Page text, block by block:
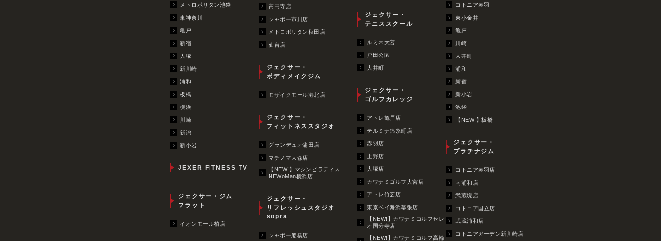
メトロポリタン池袋
東神奈川
亀戸
新宿
大塚
新川崎
浦和
板橋
横浜
川崎
新潟
新小岩
JEXER FITNESS TV
ジェクサー・ジム
フラット
イオンモール柏店
高円寺店
シャポー市川店
メトロポリタン秋田店
仙台店
ジェクサー・
ボディメイクジム
モザイクモール港北店
ジェクサー・
フィットネススタジオ
グランデュオ蒲田店
マチノマ大森店
【NEW!】マシンピラティス
NEWoMan横浜店
ジェクサー・
リフレッシュスタジオ
sopra
シャポー船橋店
ジェクサー・
テニススクール
ルミネ大宮
戸田公園
大井町
ジェクサー・
ゴルフカレッジ
アトレ亀戸店
テルミナ錦糸町店
赤羽店
上野店
大塚店
カワナミゴルフ大宮店
アトレ竹芝店
東京ベイ海浜幕張店
【NEW!】カワナミゴルフセレ
オ国分寺店
【NEW!】カワナミゴルフ高輪
コトニア赤羽
東小金井
亀戸
川崎
大井町
浦和
新宿
新小岩
池袋
【NEW!】板橋
ジェクサー・
プラチナジム
コトニア赤羽店
南浦和店
武蔵境店
コトニア国立店
武蔵浦和店
コトニアガーデン新川崎店